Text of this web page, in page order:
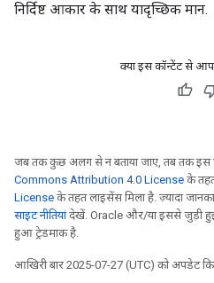
निर्दिष्ट आकार के साथ यादृच्छिक मान.
क्या इस कॉन्टेंट से
जब तक कुछ अलग से न बताया जाए, तब तक इस
Commons Attribution 4.0 License के
License के तहत लाइसेंस मिला है. ज़्यादा
साइट नीतियांदेखें. Oracle और/या इससे जुड़ी हुई
हुआ ट्रेडमार्क है.
आखिरी बार 2025-07-27 (UTC) को अपडेट